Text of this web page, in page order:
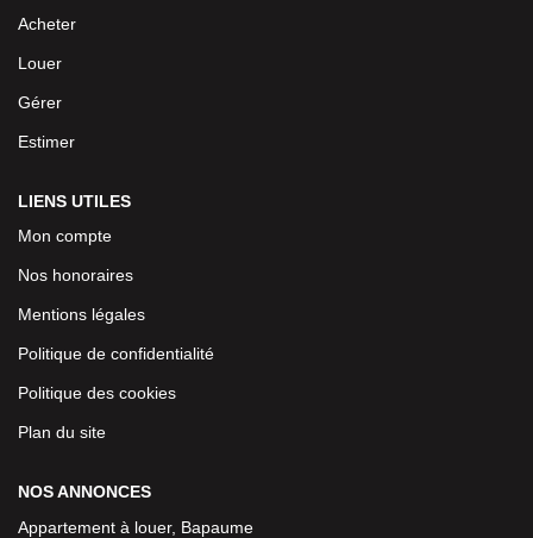
Acheter
Louer
Gérer
Estimer
LIENS UTILES
Mon compte
Nos honoraires
Mentions légales
Politique de confidentialité
Politique des cookies
Plan du site
NOS ANNONCES
Appartement à louer, Bapaume